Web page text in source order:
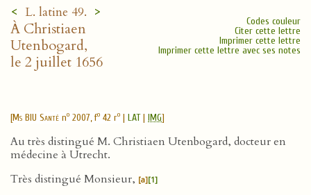
< L. latine 49. >
À Christiaen
Utenbogard,
le 2 juillet 1656
Codes couleur
Citer cette lettre
Imprimer cette lettre
Imprimer cette lettre avec ses notes
[Ms BIU Santé no 2007, fo 42 ro | LAT| IMG]
Au très distingué M. Christiaen Utenbogard, docteur en
médecine à Utrecht.
Très distingué Monsieur, [a][1]